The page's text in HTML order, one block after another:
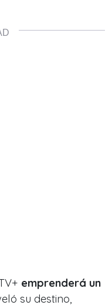
emprenderá un
su destino,